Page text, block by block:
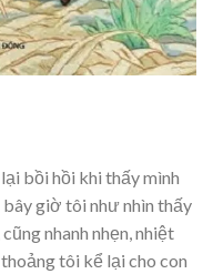
bồi hồi khi thấy mình
bây giờ tôi như nhìn thấy
nhanh nhẹn, nhiệt
tôi kể lại cho con